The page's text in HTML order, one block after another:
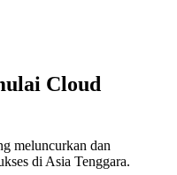
Cloud
meluncurkan dan
di Asia Tenggara.